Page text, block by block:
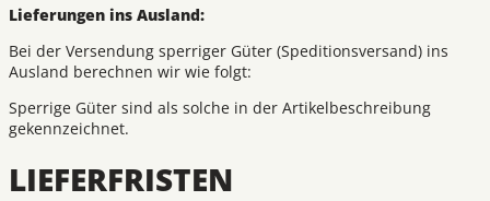
Lieferungen ins Ausland:
Bei der Versendung sperriger Güter (Speditionsversand) ins
Ausland berechnen wir wie folgt:
Sperrige Güter sind als solche in der Artikelbeschreibung
gekennzeichnet.
LIEFERFRISTEN